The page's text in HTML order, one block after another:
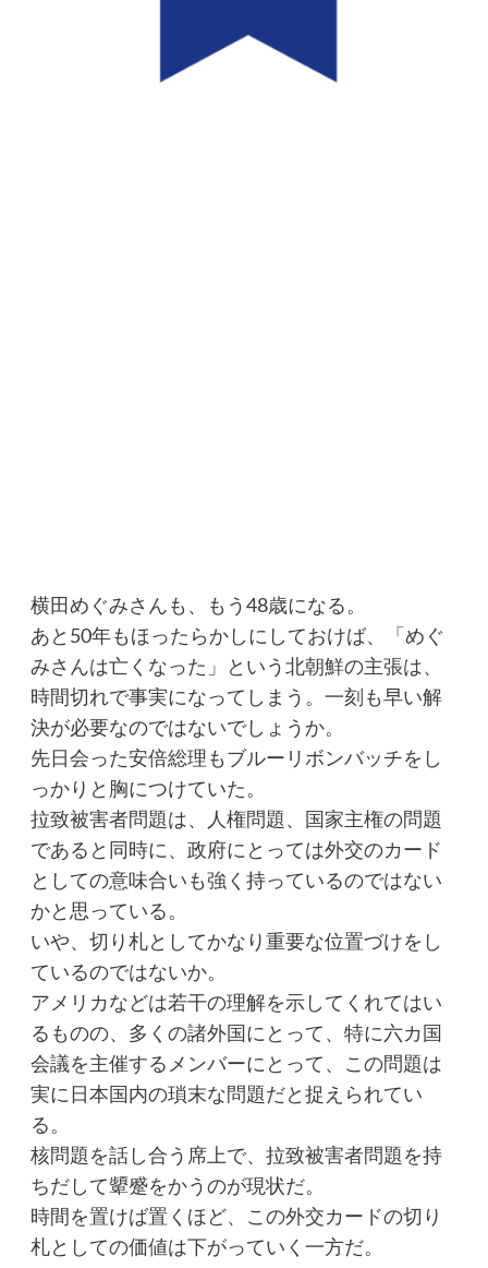
横田めぐみさんも、もう48歳になる。
あと50年もほったらかしにしておけば、「めぐ
みさんは亡くなった」という北朝鮮の主張は、
時間切れで事実になってしまう。一刻も早い解
決が必要なのではないでしょうか。
先日会った安倍総理もブルーリボンバッチをし
っかりと胸につけていた。
拉致被害者問題は、人権問題、国家主権の問題
であると同時に、政府にとっては外交のカード
としての意味合いも強く持っているのではない
かと思っている。
いや、切り札としてかなり重要な位置づけをし
ているのではないか。
アメリカなどは若干の理解を示してくれてはい
るものの、多くの諸外国にとって、特に六カ国
会議を主催するメンバーにとって、この問題は
実に日本国内の瑣末な問題だと捉えられてい
る。
核問題を話し合う席上で、拉致被害者問題を持
ちだして顰蹙をかうのが現状だ。
時間を置けば置くほど、この外交カードの切り
札としての価値は下がっていく一方だ。